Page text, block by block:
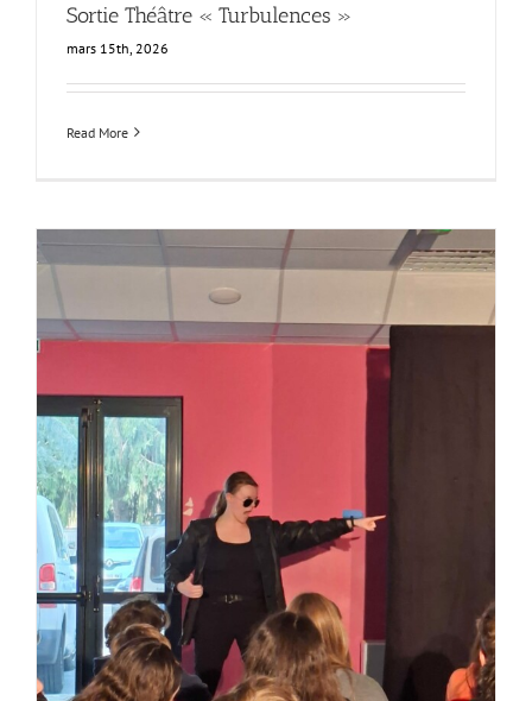
Sortie Théâtre « Turbulences »
mars 15th, 2026
Read More